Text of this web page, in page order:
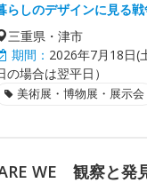
らしのデザインに見る
三重県・津市
期間： 2026年7月18日(
の場合は翌平日）
美術展・博物展・展示会
WE 観察と発